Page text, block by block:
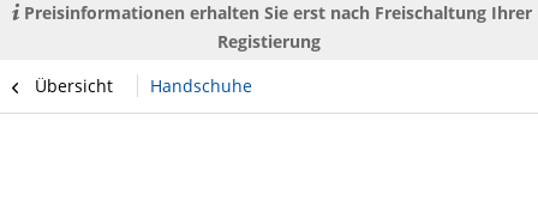
Preisinformationen erhalten Sie erst nach Freischaltung Ihrer
Registierung
Übersicht
Handschuhe